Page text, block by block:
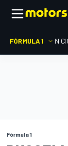
FÓRMULA 1
Fórmula 1